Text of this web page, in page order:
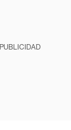
PUBLICIDAD